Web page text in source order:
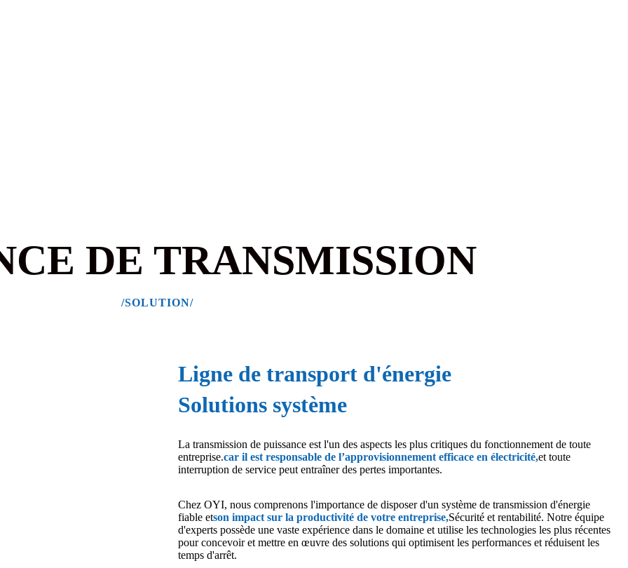
DE TRANSMISSION
/SOLUTION/
Ligne de transport d'énergie
Solutions système
La transmission de puissance est l'un des aspects les plus critiques du fonctionnement de toute
entreprise.car il est responsable de l’approvisionnement efficace en électricité,et toute
interruption de service peut entraîner des pertes importantes.
Chez OYI, nous comprenons l'importance de disposer d'un système de transmission d'énergie
fiable etson impact sur la productivité de votre entreprise,Sécurité et rentabilité. Notre équipe
d'experts possède une vaste expérience dans le domaine et utilise les technologies les plus récentes
pour concevoir et mettre en œuvre des solutions qui optimisent les performances et réduisent les
temps d'arrêt.